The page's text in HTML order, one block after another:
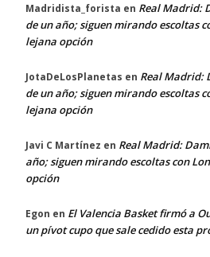
Madridista_forista en Real Madrid:
de un año; siguen mirando escoltas
lejana opción
JotaDeLosPlanetas en Real Madrid:
de un año; siguen mirando escoltas
lejana opción
Javi C Martínez en Real Madrid:
año; siguen mirando escoltas con
opción
Egon en El Valencia Basket firmó a
un pívot cupo que sale cedido esta